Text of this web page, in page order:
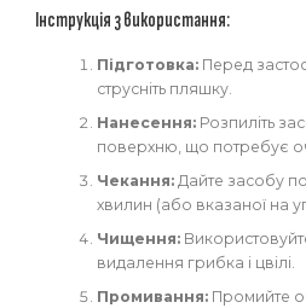
Інструкція з використання:
Підготовка:Перед
струсніть пляшку.
Нанесення:Розпиліть
поверхню, що потребує
Чекання:Дайте засобу
хвилин (або вказаної на
Чищення:
видалення грибка і цвілі.
Промивання:Промийте